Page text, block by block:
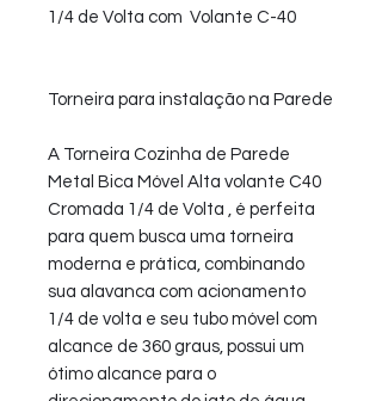
1/4 de Volta com Volante C-40
Torneira para instalação na Parede
A Torneira Cozinha de Parede
Metal Bica Móvel Alta volante C40
Cromada 1/4 de Volta , é perfeita
para quem busca uma torneira
moderna e prática, combinando
sua alavanca com acionamento
1/4 de volta e seu tubo móvel com
alcance de 360 graus, possui um
ótimo alcance para o